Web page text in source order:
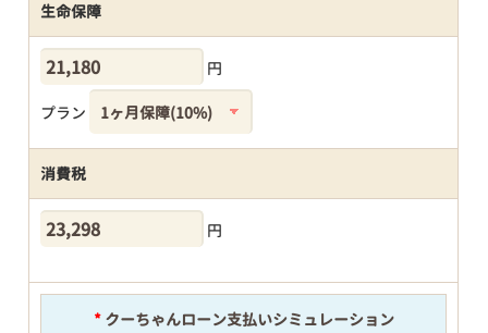
生命保障
円
プラン
消費税
円
*クーちゃんローン支払いシミュレーション